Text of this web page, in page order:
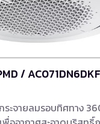
/
ะจายลมรอบทิศทาง